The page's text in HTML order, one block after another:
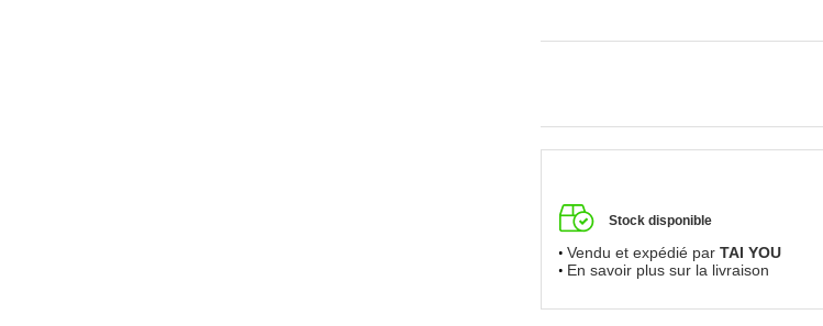
Stock disponible
Vendu et expédié par TAI YOU
En savoir plus sur la livraison